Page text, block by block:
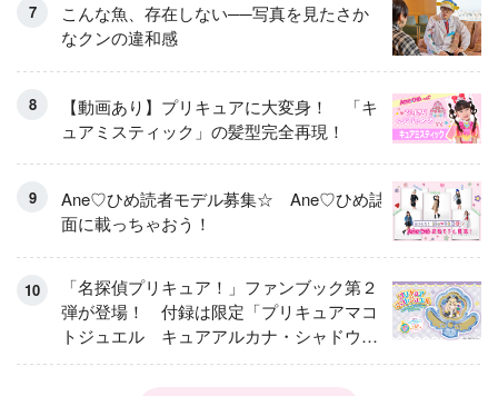
こんな魚、存在しない──写真を見たさか
なクンの違和感
【動画あり】プリキュアに大変身！ 「キ
ュアミスティック」の髪型完全再現！
Ane♡ひめ読者モデル募集☆ Ane♡ひめ誌
面に載っちゃおう！
「名探偵プリキュア！」ファンブック第２
弾が登場！ 付録は限定「プリキュアマコ
トジュエル キュアアルカナ・シャドウ
アイスver.」 キュアエクレールを大特